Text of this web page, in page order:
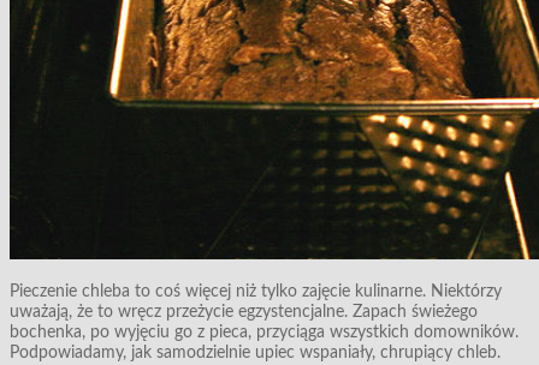
Pieczenie chleba to coś więcej niż tylko zajęcie kulinarne. Niektórzy
uważają, że to wręcz przeżycie egzystencjalne. Zapach świeżego
bochenka, po wyjęciu go z pieca, przyciąga wszystkich domowników.
Podpowiadamy, jak samodzielnie upiec wspaniały, chrupiący chleb.